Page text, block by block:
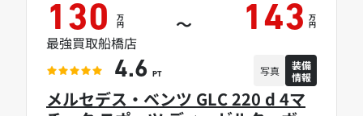
メルセデス・ベンツ GLC 220 d 4マ
130 万
円 ～ 143 万
円
最強買取船橋店
4.6 PT 写真
装備
情報